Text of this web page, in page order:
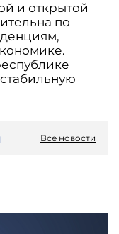
и открытой
по
Все новости